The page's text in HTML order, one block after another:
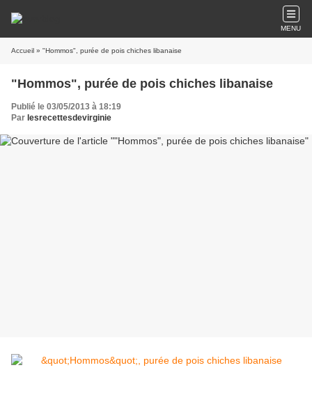
MENU
Accueil » "Hommos", purée de pois chiches libanaise
"Hommos", purée de pois chiches libanaise
Publié le 03/05/2013 à 18:19
Par lesrecettesdevirginie